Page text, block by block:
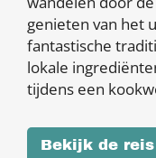
genieten van het
fantastische
lokale
tijdens een
Bekijk de